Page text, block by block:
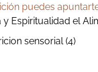
puedes
Espiritualidad el